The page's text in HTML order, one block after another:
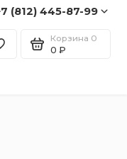
(812) 445-87-99
Корзина 0
0 ₽